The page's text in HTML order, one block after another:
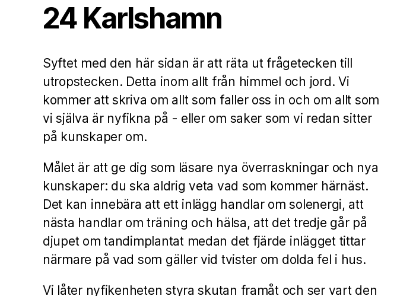
24 Karlshamn
Syftet med den här sidan är att räta ut frågetecken till
utropstecken. Detta inom allt från himmel och jord. Vi
kommer att skriva om allt som faller oss in och om allt som
vi själva är nyfikna på - eller om saker som vi redan sitter
på kunskaper om.
Målet är att ge dig som läsare nya överraskningar och nya
kunskaper: du ska aldrig veta vad som kommer härnäst.
Det kan innebära att ett inlägg handlar om solenergi, att
nästa handlar om träning och hälsa, att det tredje går på
djupet om tandimplantat medan det fjärde inlägget tittar
närmare på vad som gäller vid tvister om dolda fel i hus.
Vi låter nyfikenheten styra skutan framåt och ser vart den